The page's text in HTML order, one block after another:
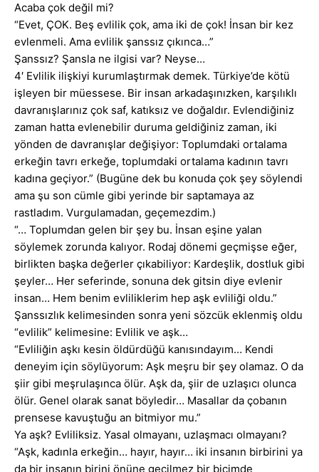
Acaba çok değil mi?
“Evet, ÇOK. Beş evlilik çok, ama iki de çok! İnsan bir kez
evlenmeli. Ama evlilik şanssız çıkınca…”
Şanssız? Şansla ne ilgisi var? Neyse…
4′ Evlilik ilişkiyi kurumlaştırmak demek. Türkiye’de kötü
işleyen bir müessese. Bir insan arkadaşınızken, karşılıklı
davranışlarınız çok saf, katıksız ve doğaldır. Evlendiğiniz
zaman hatta evlenebilir duruma geldiğiniz zaman, iki
yönden de davranışlar değişiyor: Toplumdaki ortalama
erkeğin tavrı erkeğe, toplumdaki ortalama kadının tavrı
kadına geçiyor.” (Bugüne dek bu konuda çok şey söylendi
ama şu son cümle gibi yerinde bir saptamaya az
rastladım. Vurgulamadan, geçemezdim.)
“… Toplumdan gelen bir şey bu. İnsan eşine yalan
söylemek zorunda kalıyor. Rodaj dönemi geçmişse eğer,
birlikten başka değerler çıkabiliyor: Kardeşlik, dostluk gibi
şeyler… Her seferinde, sonuna dek gitsin diye evlenir
insan… Hem benim evliliklerim hep aşk evliliği oldu.”
Şanssızlık kelimesinden sonra yeni sözcük eklenmiş oldu
“evlilik” kelimesine: Evlilik ve aşk…
“Evliliğin aşkı kesin öldürdüğü kanısındayım… Kendi
deneyim için söylüyorum: Aşk meşru bir şey olamaz. O da
şiir gibi meşrulaşınca ölür. Aşk da, şiir de uzlaşıcı olunca
ölür. Genel olarak sanat böyledir… Masallar da çobanın
prensese kavuştuğu an bitmiyor mu.”
Ya aşk? Evliliksiz. Yasal olmayanı, uzlaşmacı olmayanı?
“Aşk, kadınla erkeğin… hayır, hayır… iki insanın birbirini ya
da bir insanın birini önüne geçilmez bir biçimde